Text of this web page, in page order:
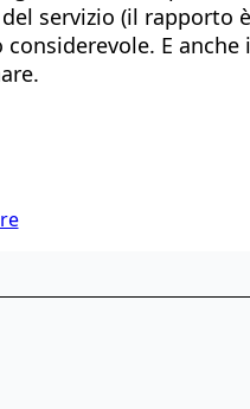
servizio (il rapporto
E